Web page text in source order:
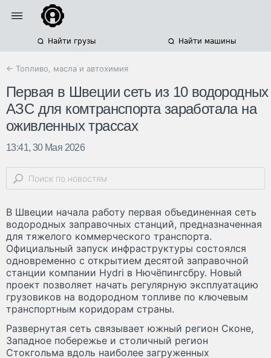
Найти грузы Найти машины
← Топливо, масла и автохимия
Первая в Швеции сеть из 10 водородных
АЗС для комтранспорта заработала на
оживленных трассах
13:41, 30 Мая 2026
В Швеции начала работу первая объединенная сеть
водородных заправочных станций, предназначенная
для тяжелого коммерческого транспорта.
Официальный запуск инфраструктуры состоялся
одновременно с открытием десятой заправочной
станции компании Hydri в Нючёпингсбру. Новый
проект позволяет начать регулярную эксплуатацию
грузовиков на водородном топливе по ключевым
транспортным коридорам страны.
Развернутая сеть связывает южный регион Сконе,
Западное побережье и столичный регион
Стокгольма вдоль наиболее загруженных